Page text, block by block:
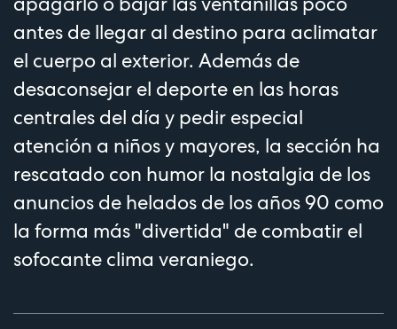
antes de llegar al destino para aclimatar
el cuerpo al exterior. Además de
desaconsejar el deporte en las horas
centrales del día y pedir especial
atención a niños y mayores, la sección ha
rescatado con humor la nostalgia de los
anuncios de helados de los años 90 como
la forma más "divertida" de combatir el
sofocante clima veraniego.